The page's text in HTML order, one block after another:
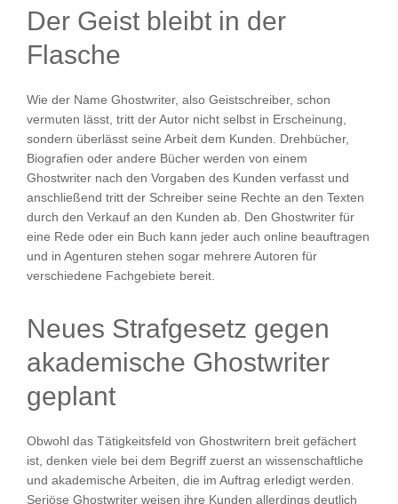
Der Geist bleibt in der
Flasche
Wie der Name Ghostwriter, also Geistschreiber, schon
vermuten lässt, tritt der Autor nicht selbst in Erscheinung,
sondern überlässt seine Arbeit dem Kunden. Drehbücher,
Biografien oder andere Bücher werden von einem
Ghostwriter nach den Vorgaben des Kunden verfasst und
anschließend tritt der Schreiber seine Rechte an den Texten
durch den Verkauf an den Kunden ab. Den Ghostwriter für
eine Rede oder ein Buch kann jeder auch online beauftragen
und in Agenturen stehen sogar mehrere Autoren für
verschiedene Fachgebiete bereit.
Neues Strafgesetz gegen
akademische Ghostwriter
geplant
Obwohl das Tätigkeitsfeld von Ghostwritern breit gefächert
ist, denken viele bei dem Begriff zuerst an wissenschaftliche
und akademische Arbeiten, die im Auftrag erledigt werden.
Seriöse Ghostwriter weisen ihre Kunden allerdings deutlich